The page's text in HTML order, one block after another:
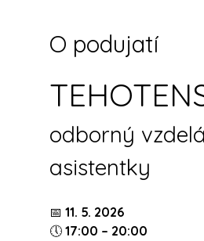
O podujatí
odborný
asistentky
📅 11. 5. 2026
🕔 17:00 – 20:00